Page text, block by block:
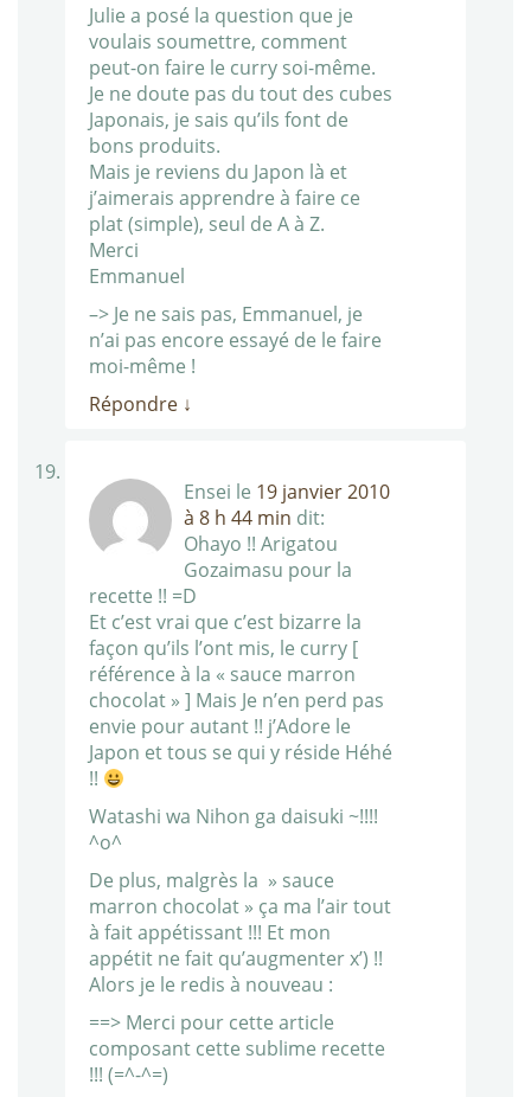
Julie a posé la question que je
voulais soumettre, comment
peut-on faire le curry soi-même.
Je ne doute pas du tout des cubes
Japonais, je sais qu’ils font de
bons produits.
Mais je reviens du Japon là et
j’aimerais apprendre à faire ce
plat (simple), seul de A à Z.
Merci
Emmanuel
–> Je ne sais pas, Emmanuel, je
n’ai pas encore essayé de le faire
moi-même !
Répondre ↓
Ensei le 19 janvier 2010
à 8 h 44 min dit:
Ohayo !! Arigatou
Gozaimasu pour la
recette !! =D
Et c’est vrai que c’est bizarre la
façon qu’ils l’ont mis, le curry [
référence à la « sauce marron
chocolat » ] Mais Je n’en perd pas
envie pour autant !! j’Adore le
Japon et tous se qui y réside Héhé
!!
Watashi wa Nihon ga daisuki ~!!!!
^o^
De plus, malgrès la » sauce
marron chocolat » ça ma l’air tout
à fait appétissant !!! Et mon
appétit ne fait qu’augmenter x’) !!
Alors je le redis à nouveau :
==> Merci pour cette article
composant cette sublime recette
!!! (=^-^=)